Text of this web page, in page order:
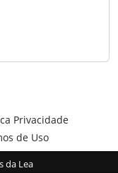
Privacidade
de Uso
da Lea